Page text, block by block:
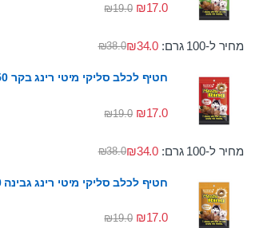
₪17.0
₪19.0
מחיר ל-100 גרם: ₪38.0₪34.0
חטיף לכלב סליקי מיטי רינג בקר 50 גרם*
₪17.0
₪19.0
מחיר ל-100 גרם: ₪38.0₪34.0
חטיף לכלב סליקי מיטי רינג גבינה 50 גרם**
₪17.0
₪19.0